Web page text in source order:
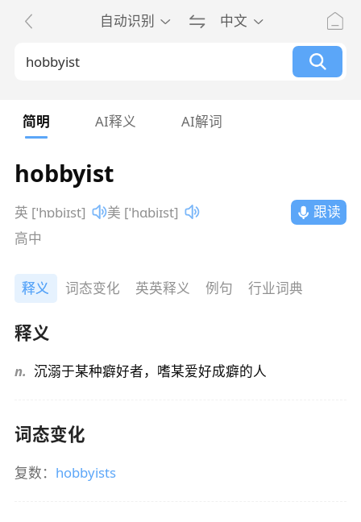
自动识别 中文
简明 AI释义 AI解词
hobbyist
英 [ˈhɒbiɪst] 美 [ˈhɑbiɪst]
跟读
高中
释义 词态变化 英英释义 例句 行业词典
释义
n. 沉溺于某种癖好者，嗜某爱好成癖的人
词态变化
复数： hobbyists